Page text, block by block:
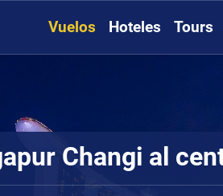
Vuelos Hoteles Tours
Changi al